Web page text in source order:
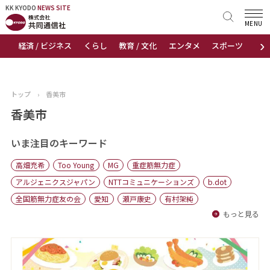
KK KYODO NEWS SITE
›
経済 / ビジネス くらし 教育 / 文化 エンタメ スポーツ 地域
MENU
KK KYODONEWS SITE
トップページ
ニュース
おすすめコンテンツ
出版物
会社概要
トップ › 香美市
香美市
いま注目のキーワード
高畑充希 Too Young MG
重症筋無力症
アルジェニクスジャパン
NTTコミュニケーションズ
b.dot
全国筋無力症友の会
愛知 瀬戸康史
有村架純
もっと見る